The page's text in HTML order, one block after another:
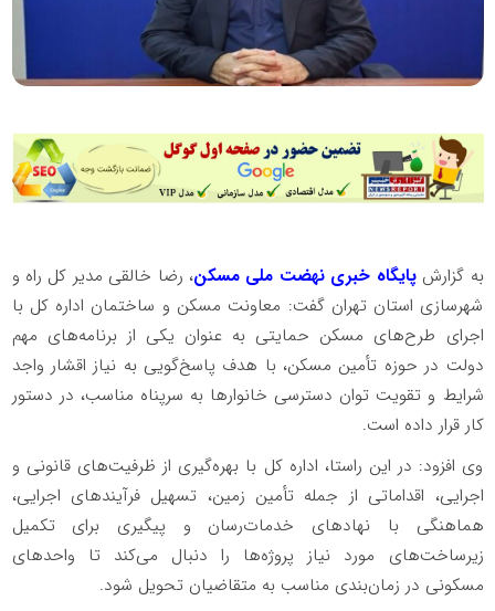
به گزارشپایگاه خبری نهضت ملی مسکن، رضا خالقی مدیر کل راه و
شهرسازی استان تهران گفت: معاونت مسکن و ساختمان اداره کل با
اجرای طرح‌های مسکن حمایتی به عنوان یکی از برنامه‌های مهم
دولت در حوزه تأمین مسکن، با هدف پاسخ‌گویی به نیاز اقشار واجد
شرایط و تقویت توان دسترسی خانوارها به سرپناه مناسب، در دستور
کار قرار داده است.
وی افزود: در این راستا، اداره کل با بهره‌گیری از ظرفیت‌های قانونی و
اجرایی، اقداماتی از جمله تأمین زمین، تسهیل فرآیندهای اجرایی،
هماهنگی با نهادهای خدمات‌رسان و پیگیری برای تکمیل
زیرساخت‌های مورد نیاز پروژه‌ها را دنبال می‌کند تا واحدهای
مسکونی در زمان‌بندی مناسب به متقاضیان تحویل شود.